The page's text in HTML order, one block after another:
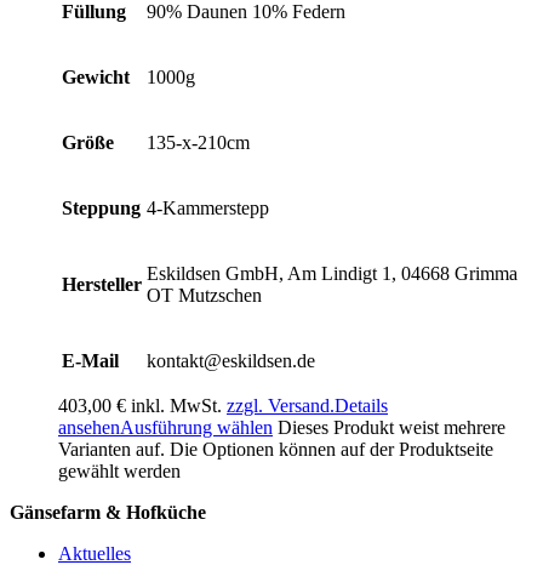
Füllung 90% Daunen 10% Federn
Gewicht 1000g
Größe 135-x-210cm
Steppung 4-Kammerstepp
Hersteller
Eskildsen GmbH, Am Lindigt 1, 04668 Grimma
OT Mutzschen
E-Mail kontakt@eskildsen.de
403,00 € inkl. MwSt. zzgl. Versand.Details
ansehenAusführung wählen Dieses Produkt weist mehrere
Varianten auf. Die Optionen können auf der Produktseite
gewählt werden
Gänsefarm & Hofküche
Aktuelles